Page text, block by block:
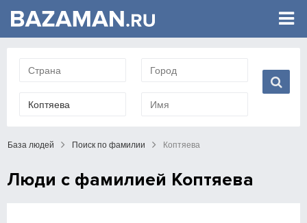
База людей Поиск по фамилии Коптяева
Люди с фамилией Коптяева